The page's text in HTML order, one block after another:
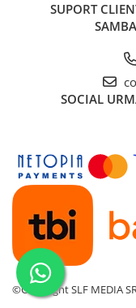
SUPORT
SOCIAL
©Copyright SLF MEDIA